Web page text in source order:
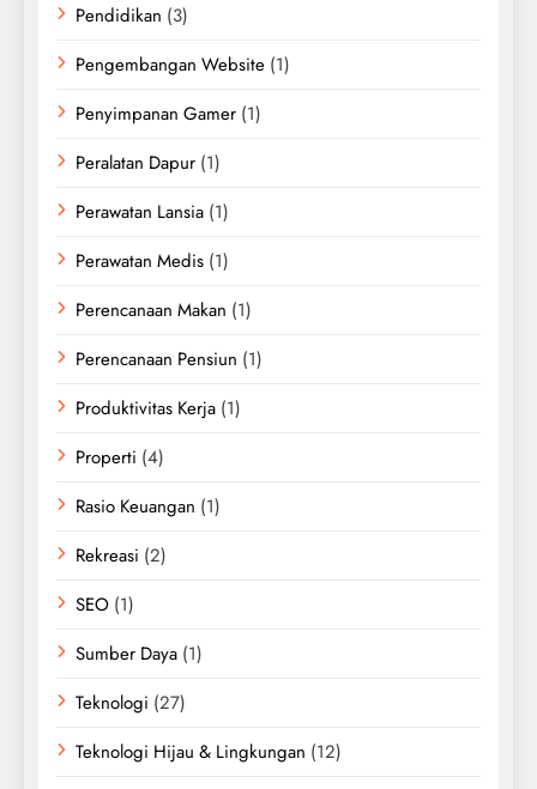
Pendidikan (3)
Pengembangan Website (1)
Penyimpanan Gamer (1)
Peralatan Dapur (1)
Perawatan Lansia (1)
Perawatan Medis (1)
Perencanaan Makan (1)
Perencanaan Pensiun (1)
Produktivitas Kerja (1)
Properti (4)
Rasio Keuangan (1)
Rekreasi (2)
SEO (1)
Sumber Daya (1)
Teknologi (27)
Teknologi Hijau & Lingkungan (12)